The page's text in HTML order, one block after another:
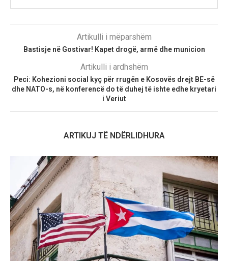
Artikulli i mëparshëm
Bastisje në Gostivar! Kapet drogë, armë dhe municion
Artikulli i ardhshëm
Peci: Kohezioni social kyç për rrugën e Kosovës drejt BE-së
dhe NATO-s, në konferencë do të duhej të ishte edhe kryetari
i Veriut
ARTIKUJ TË NDËRLIDHURA